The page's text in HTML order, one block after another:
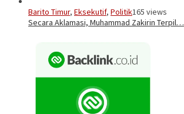
Barito Timur, Eksekutif, Politik165 views
Secara Aklamasi, Muhammad Zakirin Terpil…